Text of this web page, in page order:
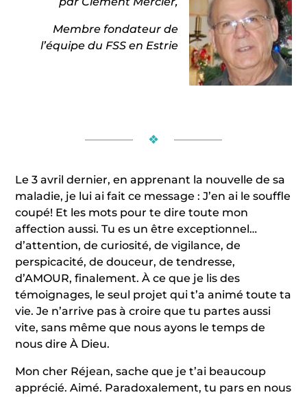
Membre fondateur de
l’équipe du FSS en Estrie
❖
Le 3 avril dernier, en apprenant la nouvelle de sa
maladie, je lui ai fait ce message : J’en ai le souffle
coupé! Et les mots pour te dire toute mon
affection aussi. Tu es un être exceptionnel…
d’attention, de curiosité, de vigilance, de
perspicacité, de douceur, de tendresse,
d’AMOUR, finalement. À ce que je lis des
témoignages, le seul projet qui t’a animé toute ta
vie. Je n’arrive pas à croire que tu partes aussi
vite, sans même que nous ayons le temps de
nous dire À Dieu.
Mon cher Réjean, sache que je t’ai beaucoup
apprécié. Aimé. Paradoxalement, tu pars en nous